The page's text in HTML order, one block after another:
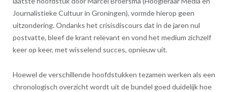
Journalistieke Cultuur in Groningen), vormde hierop geen
uitzondering. Ondanks het crisisdiscours dat in de jaren nul
postvatte, bleef de krant relevant en vond het medium zichzelf
keer op keer, met wisselend succes, opnieuw uit.
Hoewel de verschillende hoofdstukken tezamen werken als een
chronologisch overzicht wordt uit de bundel goed duidelijk hoe